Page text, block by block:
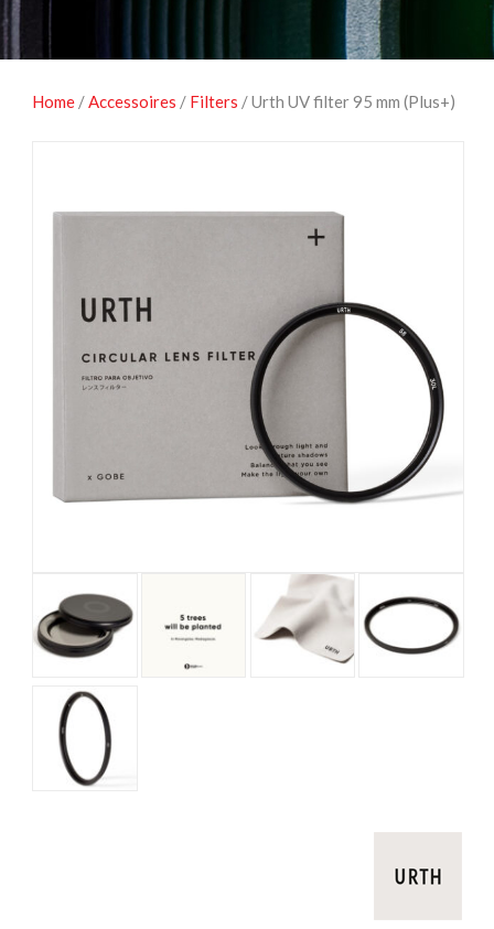
Home /Accessoires / Filters / Urth UV filter 95 mm (Plus+)